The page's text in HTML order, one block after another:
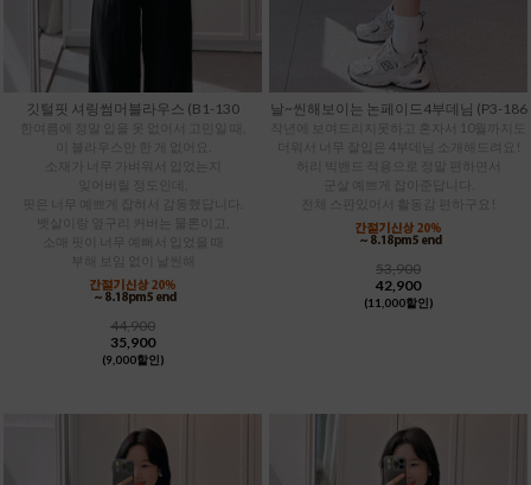
깃털핏 셔링썸머블라우스 (B1-130
한여름에 정말 입을 옷 없어서 고민일 때,
이 블라우스만 한 게 없어요.
소재가 너무 가벼워서 입었는지
핏은 너무 예쁘게 잡혀서 감동했답니다.
뱃살이랑 옆구리 커버는 물론이고,
소매 핏이 너무 예뻐서 입었을 때
44,900
35,900
(9,000할인)
날~씬해보이는 논페이드4부데님 (P3-186
작년에 보여드리지못하고 혼자서 10월까지도
더워서 너무 잘입은 4부데님 소개해드려요!
허리 빅밴드 적용으로 정말 편하면서
군살 예쁘게 잡아준답니다.
전체 스판있어서 활동감 편하구요!
53,900
42,900
(11,000할인)